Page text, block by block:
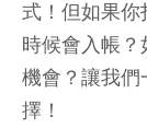
式！但如果你
時候會入帳
機會？讓我們
擇！